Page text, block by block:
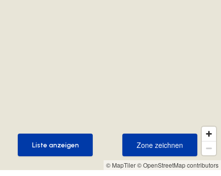
© MapTiler© OpenStreetMap contributors
Zone zeichnen
Zone zeichnen
Liste anzeigen
Liste anzeigen